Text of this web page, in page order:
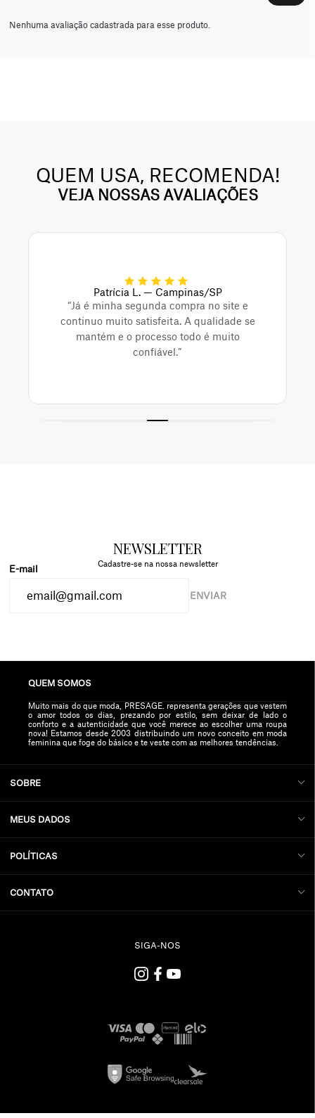
Nenhuma avaliação cadastrada para esse produto.
QUEM USA, RECOMENDA!
VEJA NOSSAS AVALIAÇÕES
Patrícia L. — Campinas/SP
“Já é minha segunda compra no site e
continuo muito satisfeita. A qualidade se
mantém e o processo todo é muito
confiável.”
NEWSLETTER
Cadastre-se na nossa newsletter
ENVIAR
SOBRE
MEUS DADOS
POLÍTICAS
CONTATO
QUEM SOMOS
Muito mais do que moda, PRESAGE. representa gerações que vestem
o amor todos os dias, prezando por estilo, sem deixar de lado o
conforto e a autenticidade que você merece ao escolher uma roupa
nova! Estamos desde 2003 distribuindo um novo conceito em moda
feminina que foge do básico e te veste com as melhores tendências.
SIGA-NOS